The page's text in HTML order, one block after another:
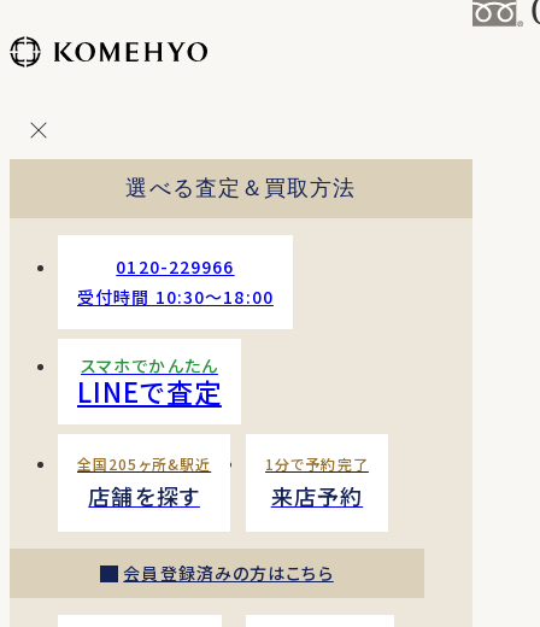
ン
選べる査定＆買取方法
0120-229966
受付時間 10:30〜18:00
スマホでかんたん
LINEで査定
全国205ヶ所&駅近
店舗を探す
1分で予約完了
来店予約
会員登録済みの方はこちら